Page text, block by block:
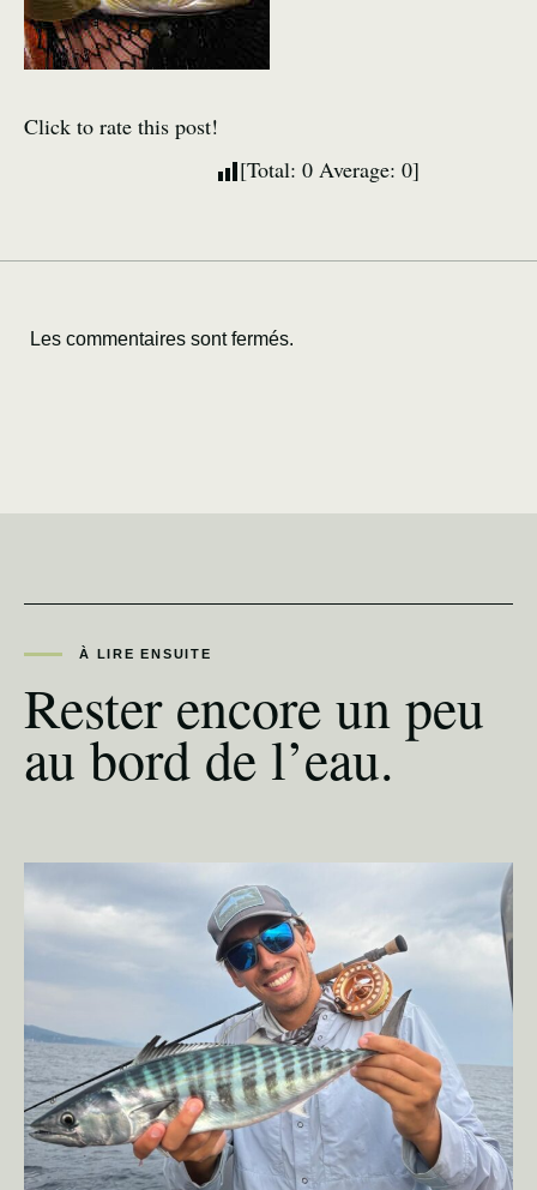
Click to rate this post!
[Total: 0 Average: 0]
Les commentaires sont fermés.
À LIRE ENSUITE
Rester encore un peu
au bord de l’eau.